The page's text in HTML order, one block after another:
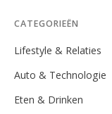
CATEGORIEËN
Lifestyle & Relaties
Auto & Technologie
Eten & Drinken